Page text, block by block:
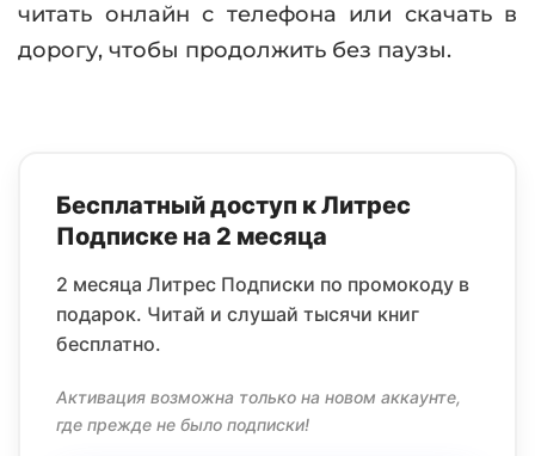
читать онлайн с телефона или скачать в
дорогу, чтобы продолжить без паузы.
Бесплатный доступ к Литрес
Подписке на 2 месяца
2 месяца Литрес Подписки по промокоду в
подарок. Читай и слушай тысячи книг
бесплатно.
Активация возможна только на новом аккаунте,
где прежде не было подписки!